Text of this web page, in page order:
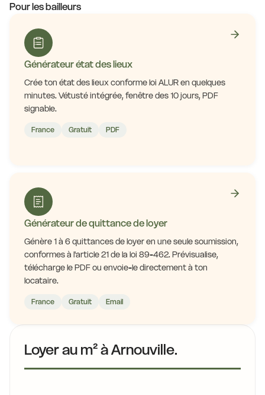
Pour les bailleurs
Générateur état des lieux
Crée ton état des lieux conforme loi ALUR en quelques
minutes. Vétusté intégrée, fenêtre des 10 jours, PDF
signable.
France Gratuit PDF
Générateur de quittance de loyer
Génère 1 à 6 quittances de loyer en une seule soumission,
conformes à l'article 21 de la loi 89-462. Prévisualise,
télécharge le PDF ou envoie-le directement à ton
locataire.
France Gratuit Email
Loyer au m² à Arnouville.